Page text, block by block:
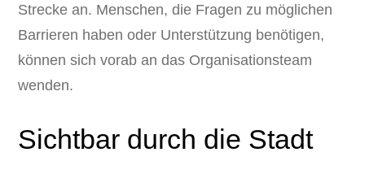
Strecke an. Menschen, die Fragen zu möglichen
Barrieren haben oder Unterstützung benötigen,
können sich vorab an das Organisationsteam
wenden.
Sichtbar durch die Stadt